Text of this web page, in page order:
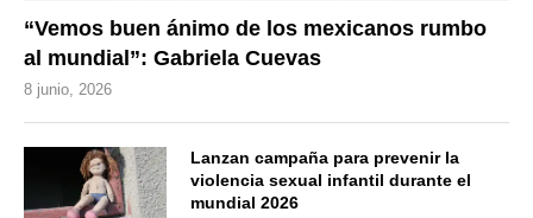
“Vemos buen ánimo de los mexicanos rumbo
al mundial”: Gabriela Cuevas
8 junio, 2026
Lanzan campaña para prevenir la
violencia sexual infantil durante el
mundial 2026